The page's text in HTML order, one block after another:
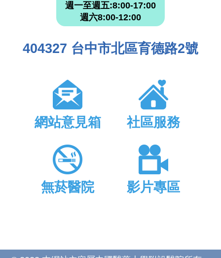
週一至週五:8:00-17:00
週六8:00-12:00
404327 台中市北區育德路2號
網站意見箱 社區服務
無菸醫院 影片專區